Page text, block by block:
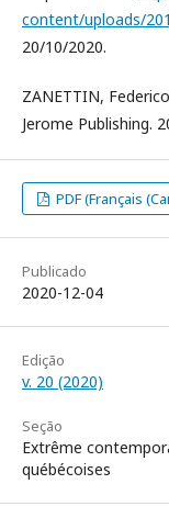
content/uploads/
20/10/2020.
ZANETTIN,
Jerome Publishing.
PDF (Français
Publicado
2020-12-04
Edição
v. 20 (2020)
Seção
Extrême
québécoises